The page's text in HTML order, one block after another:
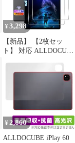
¥ 3,298
【新品】 【2枚セッ
ト】 対応 ALLDOCUBE
11インチ 【国産旭硝子
素材】 対応 iPlay60 Pro
レット 用 保護フィルム
ケース カバー 全面吸着
¥ 2,860
ALLDOCUBE iPlay 60